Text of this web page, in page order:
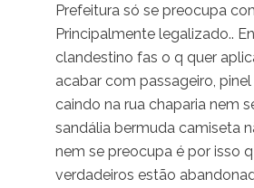
Prefeitura só se preocupa
Principalmente legalizado..
clandestino fas o q quer
acabar com passageiro,
caindo na rua chaparia nem
sandália bermuda camiseta
nem se preocupa é por isso
verdadeiros estão